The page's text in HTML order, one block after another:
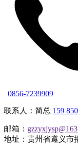
0856-7239909
联系人：简总 159
邮箱：
地址：贵州省遵义市